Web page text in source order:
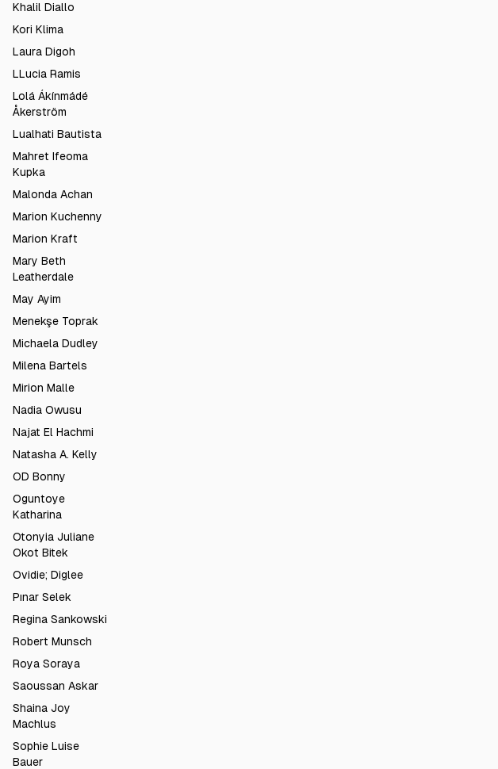
Khalil Diallo
Kori Klima
Laura Digoh
LLucia Ramis
Lolá Ákínmádé
Åkerström
Lualhati Bautista
Mahret Ifeoma
Kupka
Malonda Achan
Marion Kuchenny
Marion Kraft
Mary Beth
Leatherdale
May Ayim
Menekşe Toprak
Michaela Dudley
Milena Bartels
Mirion Malle
Nadia Owusu
Najat El Hachmi
Natasha A. Kelly
OD Bonny
Oguntoye
Katharina
Otonyia Juliane
Okot Bitek
Ovidie; Diglee
Pınar Selek
Regina Sankowski
Robert Munsch
Roya Soraya
Saoussan Askar
Shaina Joy
Machlus
Sophie Luise
Bauer